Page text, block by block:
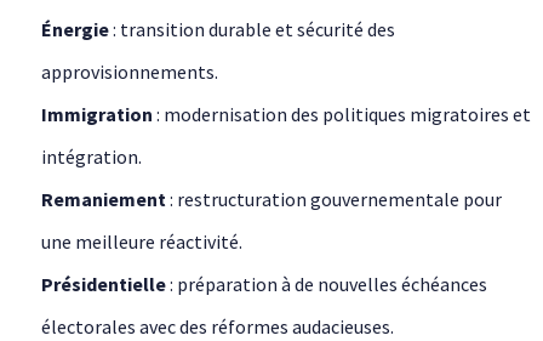
Énergie: transition durable et sécurité des
approvisionnements.
Immigration : modernisation des politiques migratoires et
intégration.
Remaniement: restructuration gouvernementale pour
une meilleure réactivité.
Présidentielle: préparation à de nouvelles échéances
électorales avec des réformes audacieuses.